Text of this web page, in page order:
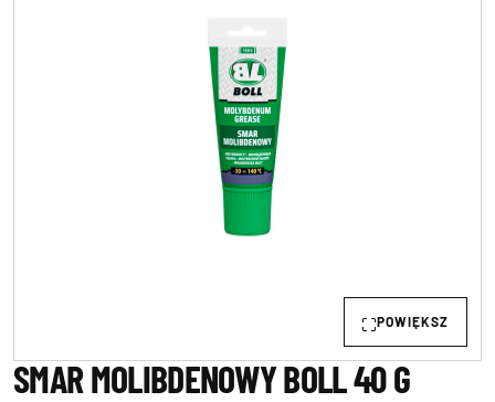
POWIĘKSZ
SMAR MOLIBDENOWY BOLL 40 G